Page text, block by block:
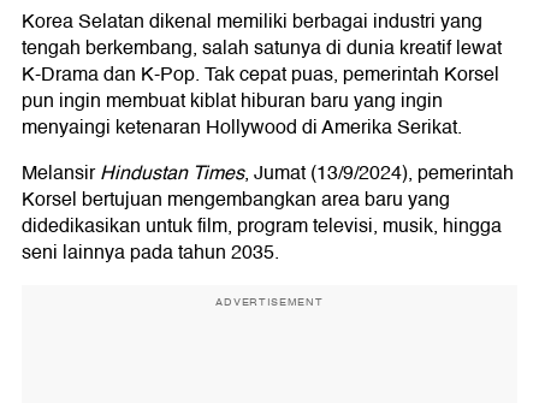
Korea Selatan dikenal memiliki berbagai industri yang
tengah berkembang, salah satunya di dunia kreatif lewat
K-Drama dan K-Pop. Tak cepat puas, pemerintah Korsel
pun ingin membuat kiblat hiburan baru yang ingin
menyaingi ketenaran Hollywood di Amerika Serikat.
MelansirHindustan Times, Jumat (13/9/2024), pemerintah
Korsel bertujuan mengembangkan area baru yang
didedikasikan untuk film, program televisi, musik, hingga
seni lainnya pada tahun 2035.
ADVERTISEMENT